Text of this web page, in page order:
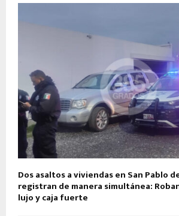
Dos asaltos a viviendas en San Pablo
registran de manera simultánea:
lujo y caja fuerte